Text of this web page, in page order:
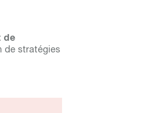
de
de stratégies